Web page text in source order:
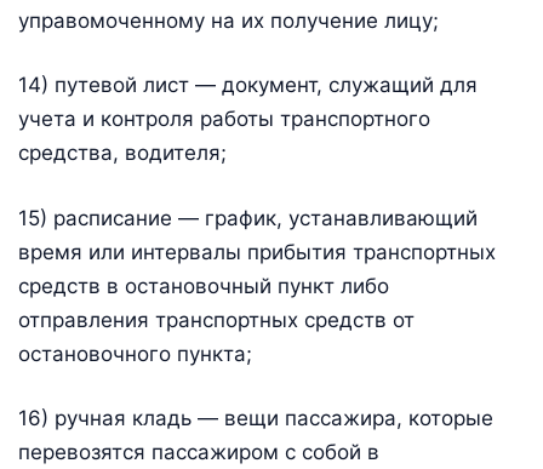
управомоченному на их получение лицу;
14) путевой лист — документ, служащий для
учета и контроля работы транспортного
средства, водителя;
15) расписание — график, устанавливающий
время или интервалы прибытия транспортных
средств в остановочный пункт либо
отправления транспортных средств от
остановочного пункта;
16) ручная кладь — вещи пассажира, которые
перевозятся пассажиром с собой в